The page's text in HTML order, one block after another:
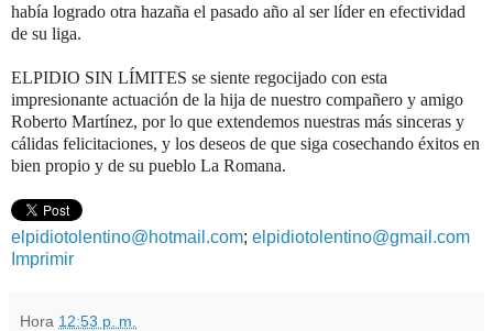
había logrado otra hazaña el pasado año al ser líder en efectividad
de su liga.
ELPIDIO SIN LÍMITES se siente regocijado con esta
impresionante actuación de la hija de nuestro compañero y amigo
Roberto Martínez, por lo que extendemos nuestras más sinceras y
cálidas felicitaciones, y los deseos de que siga cosechando éxitos en
bien propio y de su pueblo La Romana.
elpidiotolentino@hotmail.com; elpidiotolentino@gmail.com
Imprimir
Hora 12:53 p. m.